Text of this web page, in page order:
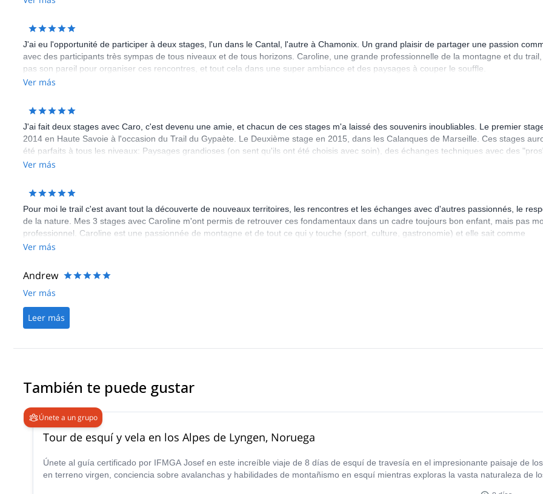
J'ai eu l'opportunité de participer à deux stages, l'un dans le Cantal, l'autre à Chamonix. Un grand plaisir de partager une passion
avec des participants très sympas de tous niveaux et de tous horizons. Caroline, une grande professionnelle de la montagne et du
pas son pareil pour organiser ces rencontres, et tout cela dans une super ambiance et des paysages à couper le souffle.
Ver más
J'ai fait deux stages avec Caro, c'est devenu une amie, et chacun de ces stages m'a laissé des souvenirs inoubliables. Le premier
2014 en Haute Savoie à l'occasion du Trail du Gypaète. Le Deuxième stage en 2015, dans les Calanques de Marseille. Ces stages
été parfaits à tous les niveaux: Paysages grandioses (on sent qu'ils ont été choisis avec soin), des échanges techniques avec des
grand moment quand Caro inspecte les sacs à dos...), pleins de conseils nutrition - mode de vie etc... La découverte des autres
repas, organisation etc...). Seule critique: le temps passe trop vite, c'est toujours trop court! Donc au final quand c'est fini, on n'a qu'une
envie... c'est de repartir pour un autre stage! Et vu le nombre de personnes que l'on croise sur les stages qui en sont à leur n-ième
participation, je peux affirmer que ce sentiment est partagé!
Ver más
Pour moi le trail c'est avant tout la découverte de nouveaux territoires, les rencontres et les échanges avec d'autres passionnés, le
de la nature. Mes 3 stages avec Caroline m'ont permis de retrouver ces fondamentaux dans un cadre toujours bon enfant, mais pas
professionnel. Caroline est une passionnée de montagne et de tout ce qui y touche (sport, culture, gastronomie) et elle sait comme
personne transmettre sa passion et ses bons conseils, toujours avec le sourire. Je garde un excellent souvenir des rencontres avec les
Ver más
Andrew
Ver más
Leer más
También te puede gustar
Únete a un grupo
Tour de esquí y vela en los Alpes de Lyngen, Noruega
Únete al guía certificado por IFMGA Josef en este increíble viaje de 8 días de esquí de travesía en el impresionante paisaje de
en terreno virgen, conciencia sobre avalanchas y habilidades de montañismo en esquí mientras exploras la vasta naturaleza de